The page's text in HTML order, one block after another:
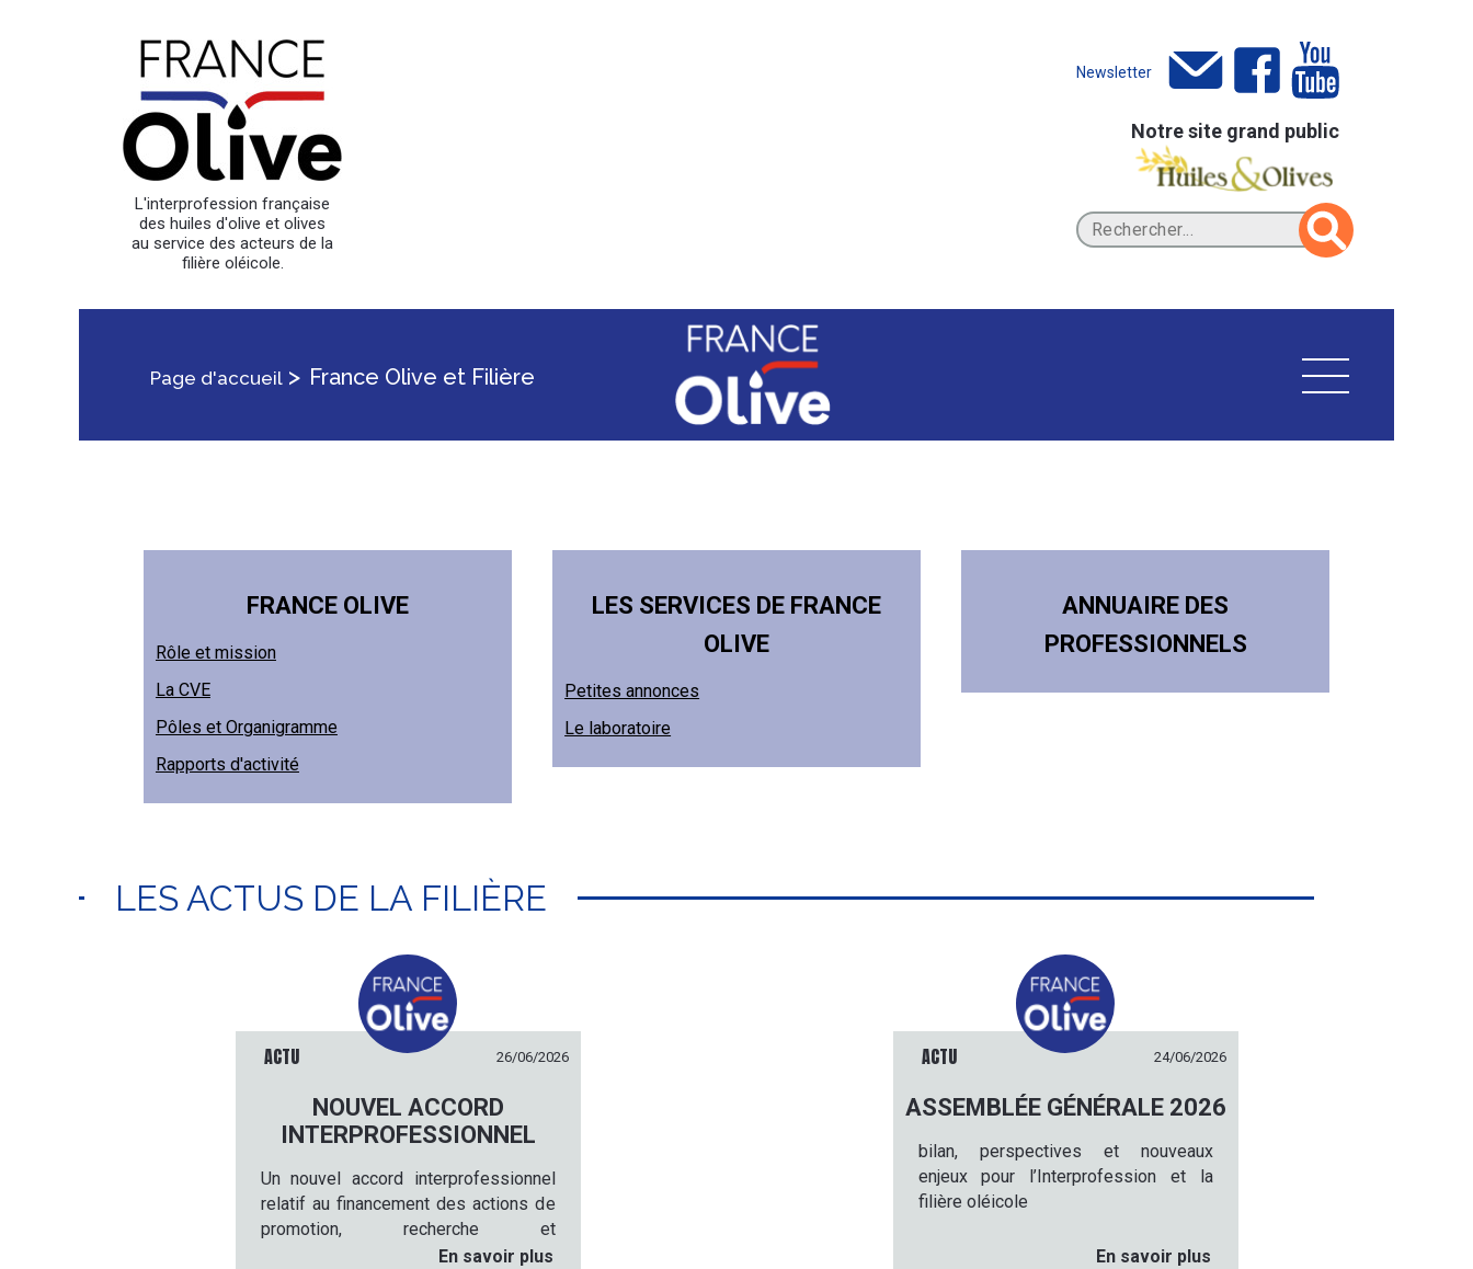
L'interprofession française
des huiles d'olive et olives
au service des acteurs de la
filière oléicole.
Newsletter
Notre site grand public
Page d'accueil > France Olive et Filière
FRANCE OLIVE
Rôle et mission
La CVE
Pôles et Organigramme
Rapports d'activité
LES SERVICES DE FRANCE
OLIVE
Petites annonces
Le laboratoire
ANNUAIRE DES
PROFESSIONNELS
LES ACTUS DE LA FILIÈRE
ACTU 26/06/2026
NOUVEL ACCORD
INTERPROFESSIONNEL
Un nouvel accord interprofessionnel
relatif au financement des actions de
promotion, recherche et
expérimentation en faveur du secteur
En savoir plus
ACTU 24/06/2026
ASSEMBLÉE GÉNÉRALE 2026
bilan, perspectives et nouveaux
enjeux pour l’Interprofession et la
filière oléicole
En savoir plus